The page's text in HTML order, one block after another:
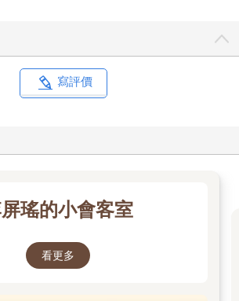
寫評價
瑤的小會客室
看更多